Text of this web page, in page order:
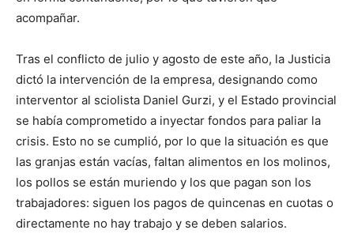
acompañar.
Tras el conflicto de julio y agosto de este año, la Justicia
dictó la intervención de la empresa, designando como
interventor al sciolista Daniel Gurzi, y el Estado provincial
se había comprometido a inyectar fondos para paliar la
crisis. Esto no se cumplió, por lo que la situación es que
las granjas están vacías, faltan alimentos en los molinos,
los pollos se están muriendo y los que pagan son los
trabajadores: siguen los pagos de quincenas en cuotas o
directamente no hay trabajo y se deben salarios.